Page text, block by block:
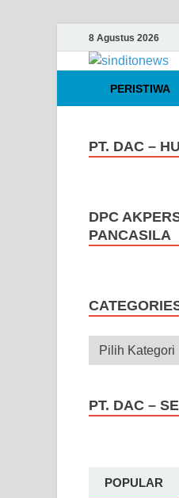
8 Agustus 2026
PERISTIWA
PT. DAC –
DPC
PANCASILA
PT. DAC –
POPULAR